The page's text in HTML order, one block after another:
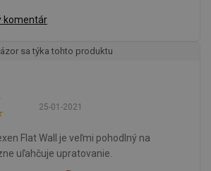
komentár
sa týka tohto produktu
25-01-2021
Flat Wall je veľmi pohodlný na
uľahčuje upratovanie.